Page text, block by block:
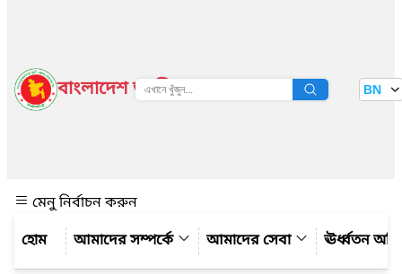
বাংলাদেশ জাতীয় তথ্য বাতায়ন BN
মেনু নির্বাচন করুন
আমাদের সম্পর্কে
আমাদের সেবা ঊর্ধ্বতন